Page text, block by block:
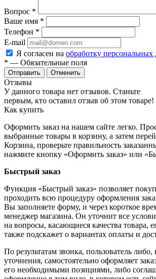
Вопрос *
Ваше имя *
Телефон *
E-mail
Я согласен на обработку
* — Обязательные поля
Отменить
Отзывы
У данного товара нет отзывов. Станьте
первым, кто оставил отзыв об этом товаре!
Как купить
Оформить заказ на нашем сайте легко.
выбранные товары в корзину, а затем
Корзина, проверьте правильность
нажмите кнопку «Оформить заказ» или
Быстрый заказ
Функция «Быстрый заказ» позволяет
проходить всю процедуру оформления
Вы заполняете форму, и через короткое
менеджер магазина. Он уточнит все
на вопросы, касающиеся качества товара,
также подскажет о вариантах оплаты и
По результатам звонка, пользователь либо,
уточнения, самостоятельно оформляет
его необходимыми позициями, либо